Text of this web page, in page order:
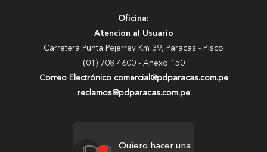
Oficina:
Atención al Usuario
Carretera Punta Pejerrey Km 39, Paracas - Pisco
(01) 708 4600 - Anexo 150
Correo Electrónico comercial@pdparacas.com.pe
reclamos@pdparacas.com.pe
Quiero hacer una